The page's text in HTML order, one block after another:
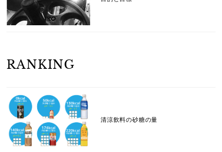
RANKING
清涼飲料の砂糖の量